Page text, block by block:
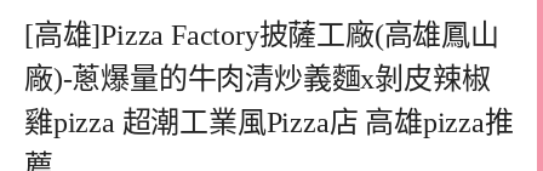
[高雄]Pizza Factory披薩工廠(高雄鳳山
廠)-蔥爆量的牛肉清炒義麵x剝皮辣椒
雞pizza 超潮工業風Pizza店 高雄pizza推